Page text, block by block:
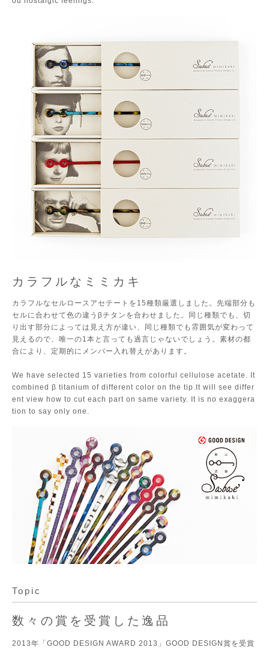
カラフルなミミカキ
カラフルなセルロースアセテートを15種類厳選しました。先端部分も
セルに合わせて色の違うβチタンを合わせました。同じ種類でも、切
り出す部分によっては見え方が違い、同じ種類でも雰囲気が変わって
見えるので、唯一の1本と言っても過言じゃないでしょう。素材の都
合により、定期的にメンバー入れ替えがあります。
We have selected 15 varieties from colorful cellulose acetate. It
combined β titanium of different color on the tip.It will see differ
ent view how to cut each part on same variety. It is no exaggera
tion to say only one.
Topic
数々の賞を受賞した逸品
2013年「GOOD DESIGN AWARD 2013」GOOD DESIGN賞を受賞